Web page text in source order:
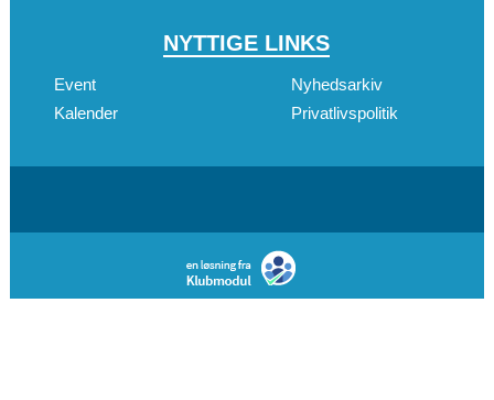
NYTTIGE LINKS
Event
Nyhedsarkiv
Kalender
Privatlivspolitik